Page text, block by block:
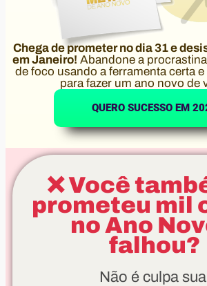
Chega de prometer no dia 31 e
em Janeiro! Abandone a
de foco usando a ferramenta certa
para fazer um ano novo de
QUERO SUCESSO EM
❌ Você
prometeu mil
no Ano
falhou?
Não é culpa